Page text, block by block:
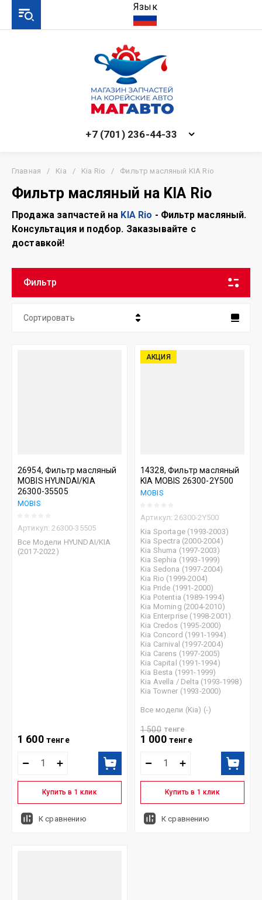
+7 (701) 236-44-33
Главная / Kia / Kia Rio / Фильтр масляный KIA Rio
Фильтр масляный на KIA Rio
Продажа запчастей на KIA Rio - Фильтр масляный.
Консультация и подбор. Заказывайте с
доставкой!
Фильтр
Сортировать
26954, Фильтр масляный
MOBIS HYUNDAI/KIA
26300-35505
MOBIS
Артикул: 26300-35505
Все Модели HYUNDAI/KIA
(2017-2022)
1 600 тенге
Купить в 1 клик
К сравнению
АКЦИЯ
14328, Фильтр масляный
KIA MOBIS 26300-2Y500
MOBIS
Артикул: 26300-2Y500
Kia Sportage (1993-2003)
Kia Spectra (2000-2004)
Kia Shuma (1997-2003)
Kia Sephia (1993-1999)
Kia Sedona (1997-2004)
Kia Rio (1999-2004)
Kia Pride (1991-2000)
Kia Potentia (1989-1994)
Kia Morning (2004-2010)
Kia Enterprise (1998-2001)
Kia Credos (1995-2000)
Kia Concord (1991-1994)
Kia Carnival (1997-2004)
Kia Carens (1997-2005)
Kia Capital (1991-1994)
Kia Besta (1991-1999)
Kia Avella / Delta (1993-1998)
Kia Towner (1993-2000)
Все модели (Kia) (-)
1 500 тенге
1 000 тенге
Купить в 1 клик
К сравнению
Язык